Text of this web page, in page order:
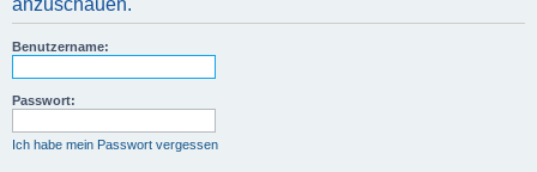
anzuschauen.
Benutzername:
Passwort:
Ich habe mein Passwort vergessen